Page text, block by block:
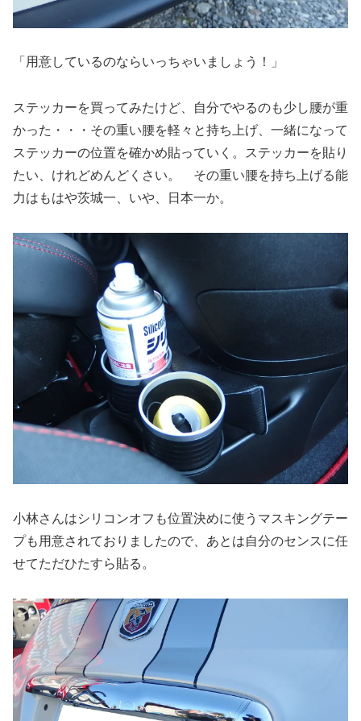
「用意しているのならいっちゃいましょう！」
ステッカーを買ってみたけど、自分でやるのも少し腰が重
かった・・・その重い腰を軽々と持ち上げ、一緒になって
ステッカーの位置を確かめ貼っていく。ステッカーを貼り
たい、けれどめんどくさい。 その重い腰を持ち上げる能
力はもはや茨城一、いや、日本一か。
小林さんはシリコンオフも位置決めに使うマスキングテー
プも用意されておりましたので、あとは自分のセンスに任
せてただひたすら貼る。